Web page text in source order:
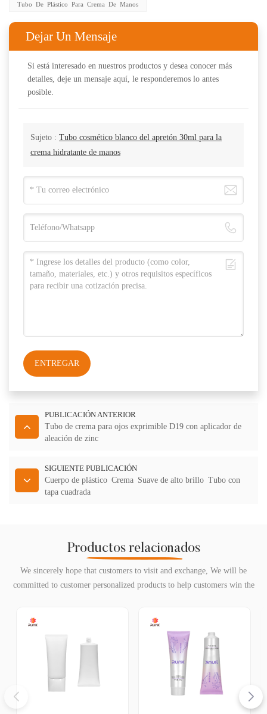
Tubo De Plástico Para Crema De Manos
Dejar Un Mensaje
Si está interesado en nuestros productos y desea conocer más
detalles, deje un mensaje aquí, le responderemos lo antes
posible.
Sujeto : Tubo cosmético blanco del apretón 30ml para la
crema hidratante de manos
ENTREGAR
PUBLICACIÓN ANTERIOR
Tubo de crema para ojos exprimible D19 con aplicador de
aleación de zinc
SIGUIENTE PUBLICACIÓN
Cuerpo de plástico Crema Suave de alto brillo Tubo con
tapa cuadrada
Productos relacionados
We sincerely hope that customers to visit and exchange, We will be
committed to customer personalized products to help customers win the